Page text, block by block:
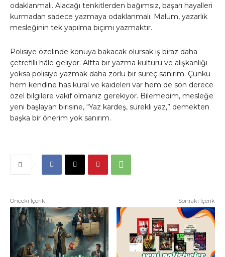
odaklanmalı. Alacağı tenkitlerden bağımsız, başarı hayalleri
kurmadan sadece yazmaya odaklanmalı. Malum, yazarlık
mesleğinin tek yapılma biçimi yazmaktır.
Polisiye özelinde konuya bakacak olursak iş biraz daha
çetrefilli hâle geliyor. Altta bir yazma kültürü ve alışkanlığı
yoksa polisiye yazmak daha zorlu bir süreç sanırım. Çünkü
hem kendine has kural ve kaideleri var hem de son derece
özel bilgilere vakıf olmanız gerekiyor. Bilemedim, mesleğe
yeni başlayan birisine, “Yaz kardeş, sürekli yaz,” demekten
başka bir önerim yok sanırım.
Önceki İçerik Sonraki İçerik